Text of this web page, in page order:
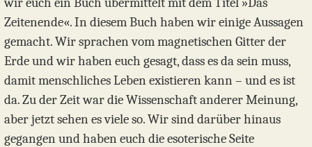
Zeitenende«. In diesem Buch haben wir einige Aussagen
gemacht. Wir sprachen vom magnetischen Gitter der
Erde und wir haben euch gesagt, dass es da sein muss,
damit menschliches Leben existieren kann – und es ist
da. Zu der Zeit war die Wissenschaft anderer Meinung,
aber jetzt sehen es viele so. Wir sind darüber hinaus
gegangen und haben euch die esoterische Seite